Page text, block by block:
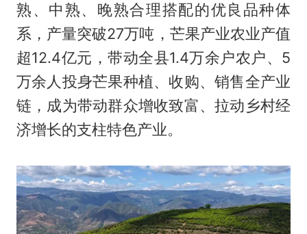
熟、中熟、晚熟合理搭配的优良品种体
系，产量突破27万吨，芒果产业农业产值
超12.4亿元，带动全县1.4万余户农户、5
万余人投身芒果种植、收购、销售全产业
链，成为带动群众增收致富、拉动乡村经
济增长的支柱特色产业。